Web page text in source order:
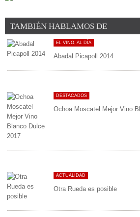
TAMBIÉN HABLAMOS DE
EL VINO, AL DÍA
Abadal Picapoll 2014
DESTACADOS
Ochoa Moscatel Mejor Vino
ACTUALIDAD
Otra Rueda es posible